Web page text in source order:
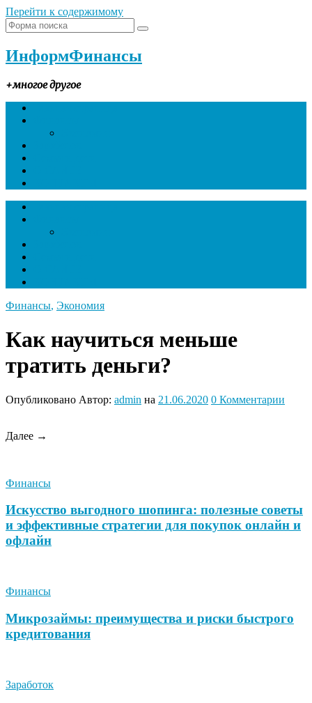
Перейти к содержимому
ИнформФинансы
+многое другое
Финансы, Экономия
Как научиться меньше
тратить деньги?
Опубликовано Автор: admin на 21.06.2020 0 Комментарии
Далее →
Финансы
Искусство выгодного шопинга: полезные советы
и эффективные стратегии для покупок онлайн и
офлайн
Финансы
Микрозаймы: преимущества и риски быстрого
кредитования
Заработок